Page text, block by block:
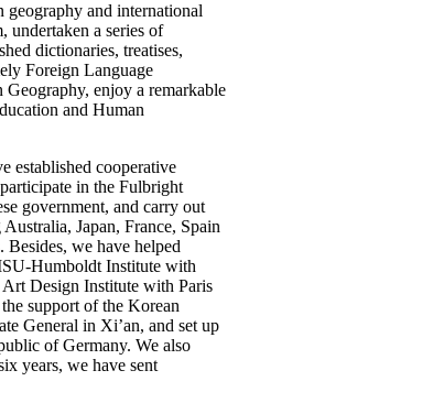
geography and international
undertaken a series of
dictionaries, treatises,
Foreign Language
enjoy a remarkable
and Human
established cooperative
in the Fulbright
government, and carry out
Japan, France, Spain
Besides, we have helped
Humboldt Institute with
Design Institute with Paris
support of the Korean
General in Xi’an, and set up
of Germany. We also
years, we have sent